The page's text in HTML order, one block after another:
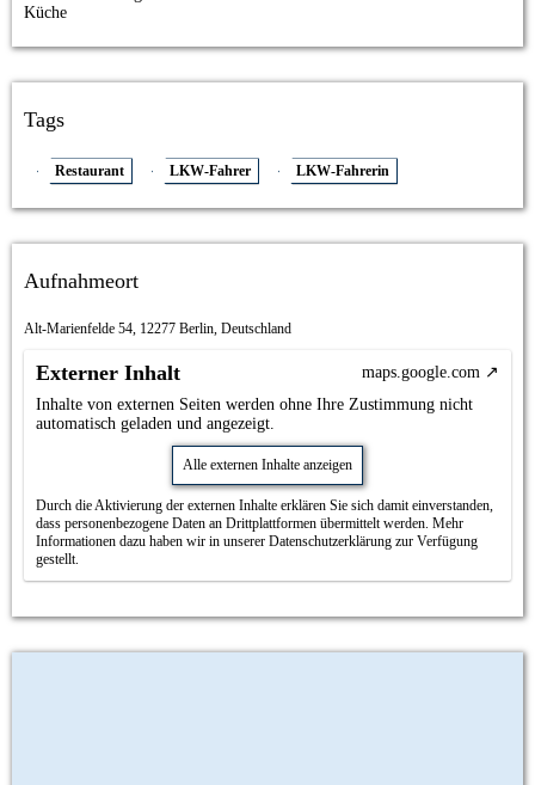
Küche
Tags
Restaurant LKW-Fahrer LKW-Fahrerin
Aufnahmeort
Alt-Marienfelde 54, 12277 Berlin, Deutschland
Externer Inhalt
maps.google.com
Inhalte von externen Seiten werden ohne Ihre Zustimmung nicht
automatisch geladen und angezeigt.
Alle externen Inhalte anzeigen
Durch die Aktivierung der externen Inhalte erklären Sie sich damit einverstanden,
dass personenbezogene Daten an Drittplattformen übermittelt werden. Mehr
Informationen dazu haben wir in unserer Datenschutzerklärung zur Verfügung
gestellt.